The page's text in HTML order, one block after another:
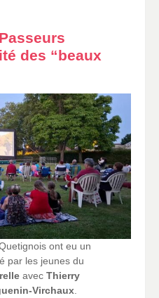
des “beaux
ont eu un
par les jeunes du
avecThierry
Virchaux.